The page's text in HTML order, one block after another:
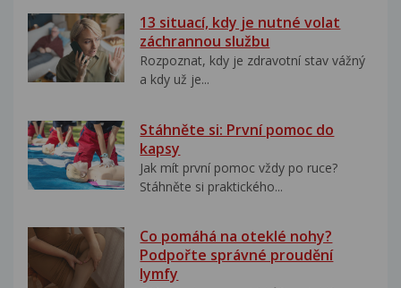
13 situací, kdy je nutné volat
záchrannou službu
Rozpoznat, kdy je zdravotní stav vážný
a kdy už je...
Stáhněte si: První pomoc do
kapsy
Jak mít první pomoc vždy po ruce?
Stáhněte si praktického...
Co pomáhá na oteklé nohy?
Podpořte správné proudění
lymfy